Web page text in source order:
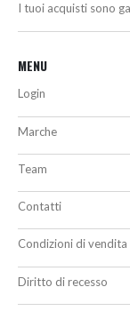
I tuoi acquisti sono
MENU
Login
Marche
Team
Contatti
Condizioni di vendita
Diritto di recesso